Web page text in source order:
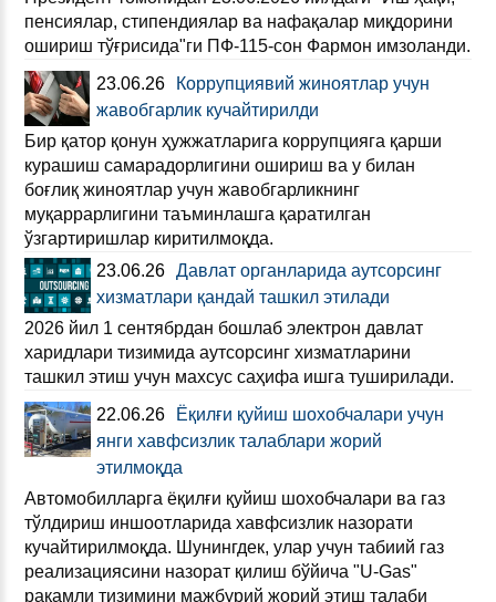
пенсиялар, стипендиялар ва нафақалар миқдорини
ошириш тўғрисида"ги ПФ-115-сон Фармон имзоланди.
23.06.26
Коррупциявий жиноятлар учун
жавобгарлик кучайтирилди
Бир қатор қонун ҳужжатларига коррупцияга қарши
курашиш самарадорлигини ошириш ва у билан
боғлиқ жиноятлар учун жавобгарликнинг
муқаррарлигини таъминлашга қаратилган
ўзгартиришлар киритилмоқда.
23.06.26 Давлат органларида аутсорсинг
хизматлари қандай ташкил этилади
2026 йил 1 сентябрдан бошлаб электрон давлат
харидлари тизимида аутсорсинг хизматларини
ташкил этиш учун махсус саҳифа ишга туширилади.
22.06.26
Ёқилғи қуйиш шохобчалари учун
янги хавфсизлик талаблари жорий
этилмоқда
Автомобилларга ёқилғи қуйиш шохобчалари ва газ
тўлдириш иншоотларида хавфсизлик назорати
кучайтирилмоқда. Шунингдек, улар учун табиий газ
реализациясини назорат қилиш бўйича "U-Gas"
рақамли тизимини мажбурий жорий этиш талаби